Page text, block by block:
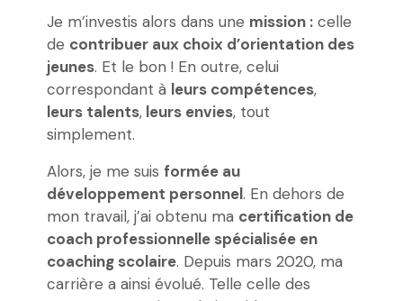
Je m’investis alors dans une mission : celle
de contribuer aux choix d’orientation des
jeunes. Et le bon ! En outre, celui
correspondant à leurs compétences,
leurs talents, leurs envies, tout
simplement.
Alors, je me suis formée au
développement personnel. En dehors de
mon travail, j’ai obtenu ma certification de
coach professionnelle spécialisée en
coaching scolaire. Depuis mars 2020, ma
carrière a ainsi évolué. Telle celle des